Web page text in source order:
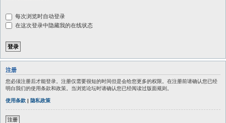
每次浏览时自动登录
在这次登录中隐藏我的在线状态
注册
您必须注册后才能登录。注册仅需要很短的时间但是会给您更多的权限。在注册前请确认您已经
明白我们的使用条款和政策。当浏览论坛时请确认您已经阅读过版面规则。
使用条款 | 隐私政策
注册